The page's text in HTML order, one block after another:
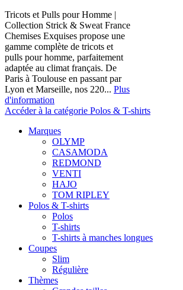
Tricots et Pulls pour Homme |
Collection Strick & Sweat France
Chemises Exquises propose une
gamme complète de tricots et
pulls pour homme, parfaitement
adaptée au climat français. De
Paris à Toulouse en passant par
Lyon et Marseille, nos 220... Plus
d'information
Accéder à la catégorie Polos & T-shirts
Marques
OLYMP
CASAMODA
REDMOND
VENTI
HAJO
TOM RIPLEY
Polos & T-shirts
Polos
T-shirts
T-shirts à manches longues
Coupes
Slim
Régulière
Thèmes